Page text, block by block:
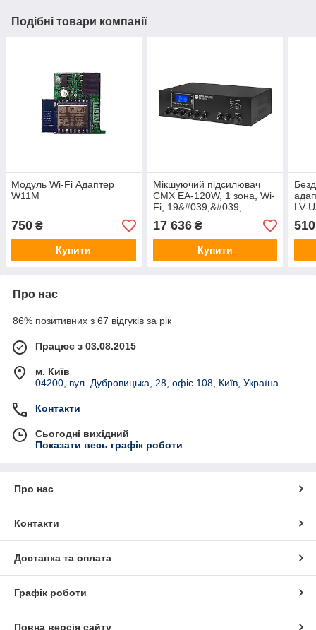
Подібні товари компанії
Модуль Wi-Fi Адаптер
W11М
750 ₴
Купити
Мікшуючий підсилювач
CMX EA-120W, 1 зона, Wi-
Fi, 19&#039;&#039;
17 636₴
Купити
LV-
2-
510
Про нас
86% позитивних з 67 відгуків за рік
Працює з 03.08.2015
м. Київ
04200, вул. Дубровицька, 28, офіс 108, Київ, Україна
Контакти
Сьогодні вихідний
Показати весь графік роботи
Про нас
Контакти
Доставка та оплата
Графік роботи
Повна версія сайту